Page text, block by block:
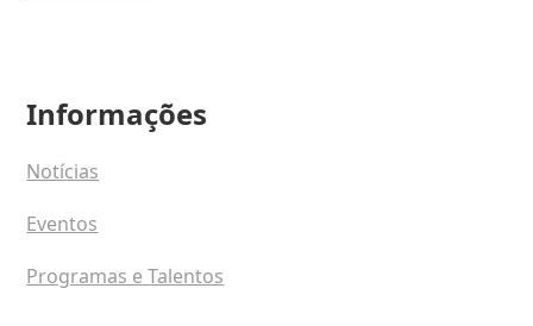
Informações
Notícias
Eventos
Programas e Talentos